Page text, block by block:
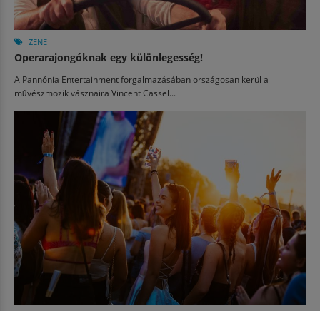
ZENE
Operarajongóknak egy különlegesség!
A Pannónia Entertainment forgalmazásában országosan kerül a
művészmozik vásznaira Vincent Cassel...